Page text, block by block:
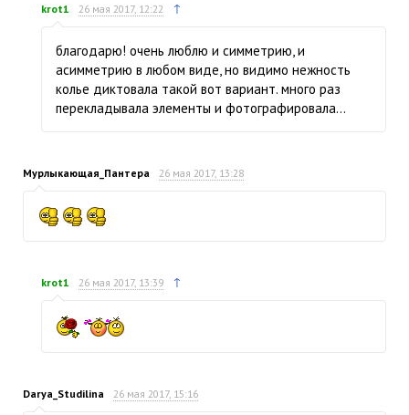
krot1 26 мая 2017, 12:22 ↑
благодарю! очень люблю и симметрию, и
асимметрию в любом виде, но видимо нежность
колье диктовала такой вот вариант. много раз
перекладывала элементы и фотографировала…
Мурлыкающая_Пантера 26 мая 2017, 13:28
krot1 26 мая 2017, 13:39 ↑
Darya_Studilina 26 мая 2017, 15:16